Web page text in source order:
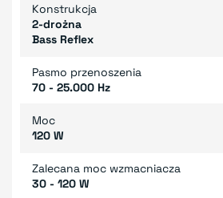
Konstrukcja
2-drożna
Bass Reflex
Pasmo przenoszenia
70 - 25.000 Hz
Moc
120 W
Zalecana moc wzmacniacza
30 - 120 W